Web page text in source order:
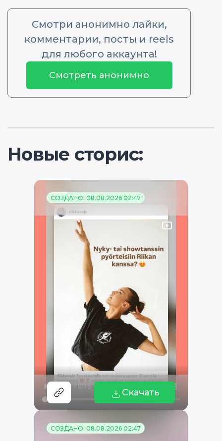
Смотри анонимно лайки,
комментарии, посты и reels
для любого аккаунта!
Смотреть анонимно
Новые сторис:
СОЗДАНО: 08.08.2026 02:47
Скачать
СОЗДАНО: 08.08.2026 02:47